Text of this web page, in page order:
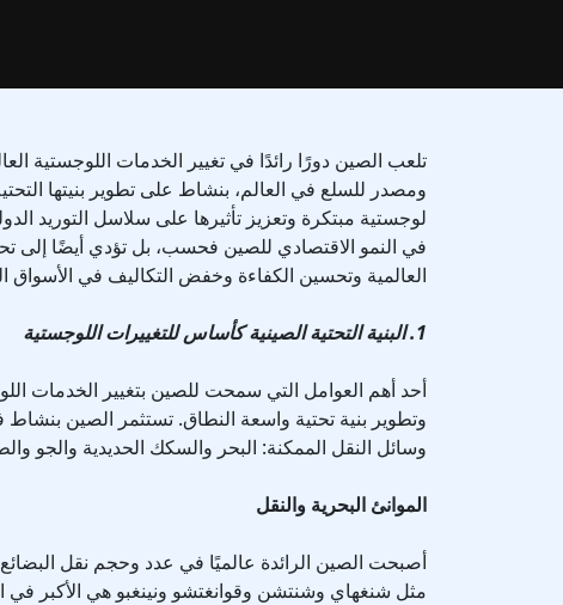
تلعب الصين دورًا رائدًا في تغيير الخدمات اللوجستية
ومصدر للسلع في العالم، بنشاط على تطوير بنيتها
لوجستية مبتكرة وتعزيز تأثيرها على سلاسل التوريد
في النمو الاقتصادي للصين فحسب، بل تؤدي أيضًا إلى
العالمية وتحسين الكفاءة وخفض التكاليف في الأسواق
1. البنية التحتية الصينية كأساس للتغييرات اللوجستية
أحد أهم العوامل التي سمحت للصين بتغيير الخدمات
وتطوير بنية تحتية واسعة النطاق. تستثمر الصين
وسائل النقل الممكنة: البحر والسكك الحديدية والجو
الموانئ البحرية والنقل
أصبحت الصين الرائدة عالميًا في عدد وحجم نقل البضائع
مثل شنغهاي وشنتشن وقوانغتشو ونينغبو هي الأكبر